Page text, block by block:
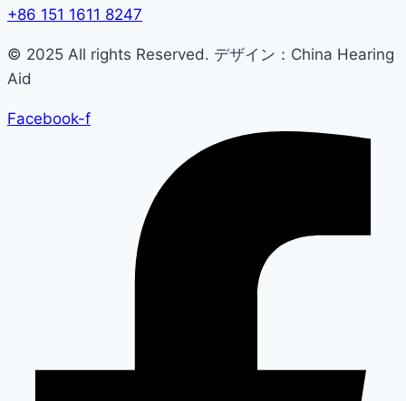
+86 151 1611 8247
© 2025 All rights Reserved. デザイン：China Hearing
Aid
Facebook-f